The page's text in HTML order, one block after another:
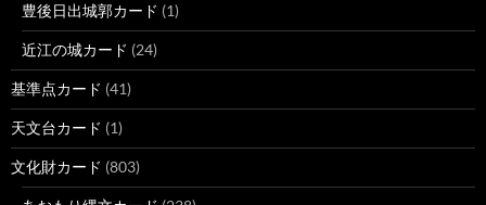
豊後日出城郭カード (1)
近江の城カード (24)
基準点カード (41)
天文台カード (1)
文化財カード (803)